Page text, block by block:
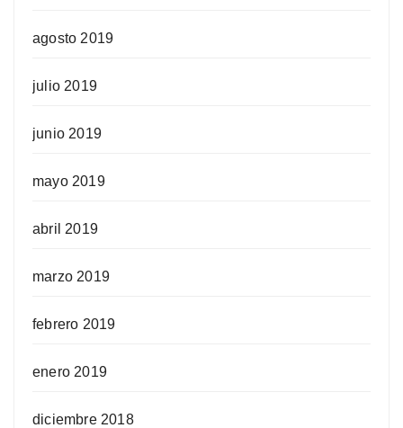
agosto 2019
julio 2019
junio 2019
mayo 2019
abril 2019
marzo 2019
febrero 2019
enero 2019
diciembre 2018